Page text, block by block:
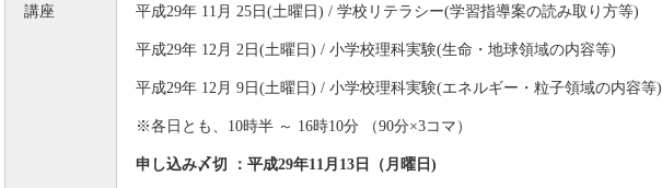
講座 平成29年 11月 25日(土曜日) / 学校リテラシー(学習指導案の読み取り方等)
平成29年 12月 2日(土曜日) / 小学校理科実験(生命・地球領域の内容等)
平成29年 12月 9日(土曜日) / 小学校理科実験(エネルギー・粒子領域の内容等)
※各日とも、10時半 ～ 16時10分 （90分×3コマ）
申し込み〆切 ：平成29年11月13日（月曜日)